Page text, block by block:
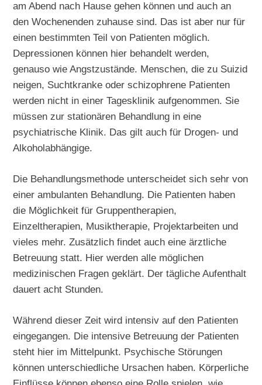
am Abend nach Hause gehen können und auch an
den Wochenenden zuhause sind. Das ist aber nur für
einen bestimmten Teil von Patienten möglich.
Depressionen können hier behandelt werden,
genauso wie Angstzustände. Menschen, die zu Suizid
neigen, Suchtkranke oder schizophrene Patienten
werden nicht in einer Tagesklinik aufgenommen. Sie
müssen zur stationären Behandlung in eine
psychiatrische Klinik. Das gilt auch für Drogen- und
Alkoholabhängige.
Die Behandlungsmethode unterscheidet sich sehr von
einer ambulanten Behandlung. Die Patienten haben
die Möglichkeit für Gruppentherapien,
Einzeltherapien, Musiktherapie, Projektarbeiten und
vieles mehr. Zusätzlich findet auch eine ärztliche
Betreuung statt. Hier werden alle möglichen
medizinischen Fragen geklärt. Der tägliche Aufenthalt
dauert acht Stunden.
Während dieser Zeit wird intensiv auf den Patienten
eingegangen. Die intensive Betreuung der Patienten
steht hier im Mittelpunkt. Psychische Störungen
können unterschiedliche Ursachen haben. Körperliche